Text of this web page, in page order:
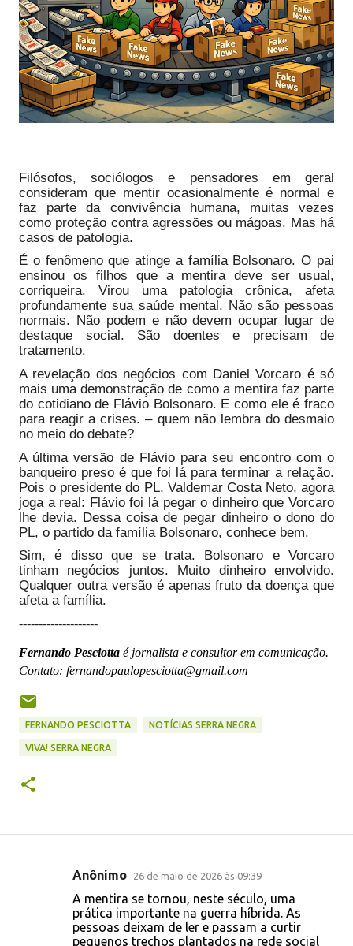
Filósofos, sociólogos e pensadores em geral
consideram que mentir ocasionalmente é normal e
faz parte da convivência humana, muitas vezes
como proteção contra agressões ou mágoas. Mas há
casos de patologia.
É o fenômeno que atinge a família Bolsonaro. O pai
ensinou os filhos que a mentira deve ser usual,
corriqueira. Virou uma patologia crônica, afeta
profundamente sua saúde mental. Não são pessoas
normais. Não podem e não devem ocupar lugar de
destaque social. São doentes e precisam de
tratamento.
A revelação dos negócios com Daniel Vorcaro é só
mais uma demonstração de como a mentira faz parte
do cotidiano de Flávio Bolsonaro. E como ele é fraco
para reagir a crises. – quem não lembra do desmaio
no meio do debate?
A última versão de Flávio para seu encontro com o
banqueiro preso é que foi lá para terminar a relação.
Pois o presidente do PL, Valdemar Costa Neto, agora
joga a real: Flávio foi lá pegar o dinheiro que Vorcaro
lhe devia. Dessa coisa de pegar dinheiro o dono do
PL, o partido da família Bolsonaro, conhece bem.
Sim, é disso que se trata. Bolsonaro e Vorcaro
tinham negócios juntos. Muito dinheiro envolvido.
Qualquer outra versão é apenas fruto da doença que
afeta a família.
--------------------
Fernando Pesciotta é jornalista e consultor em comunicação.
Contato: fernandopaulopesciotta@gmail.com
FERNANDO PESCIOTTA NOTÍCIAS SERRA NEGRA
VIVA! SERRA NEGRA
Anônimo 26 de maio de 2026 às 09:39
A mentira se tornou, neste século, uma
prática importante na guerra híbrida. As
pessoas deixam de ler e passam a curtir
pequenos trechos plantados na rede social